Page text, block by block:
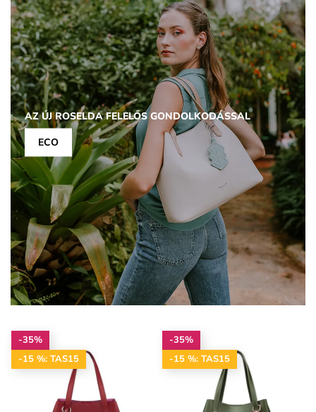
AZ ÚJ ROSELDA FELELŐS GONDOLKODÁSSAL
ECO
-35%
-15 %: TAS15
-35%
-15 %: TAS15